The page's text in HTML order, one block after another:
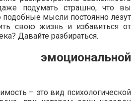
подумать страшно, что вы
подобные мысли постоянно лезут
свою жизнь и избавиться от
Давайте разбираться.
эмоциональной
– это вид психологической